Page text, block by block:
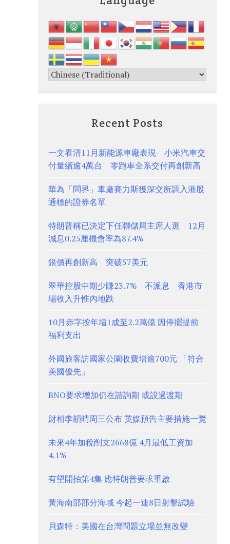
Recent Posts
一文看清11月新能源車廠表現 小米汽車交
付量續逾4萬台 零跑車全系交付再創新高
華為「問界」車廠賽力斯獲深交所調入港股
通標的證券名單
特朗普稱已決定下任聯儲局主席人選 12月
減息0.25厘機會率為87.4%
銀價再創新高 突破57美元
翠華控股中期少賺23.7% 不派息 香港市
場收入升惟內地跌
10月赤字按年增1成至2.2萬億 因停擺提前
福利支出
外國旅客訪國家公園收費增逾700元 「符合
美國優先」
BNO要求增加仍在諮詢期 或設過渡期
財相李韻晴周三公布 英媒預告主要措施一覽
未來4年加稅削支2668億 4月最低工資加
4.1%
有望開拍第4集 應特朗普要求重啟
黃海南部部分海域 今起一連8日射擊試驗
貝森特：美國在台灣問題立場並無改變